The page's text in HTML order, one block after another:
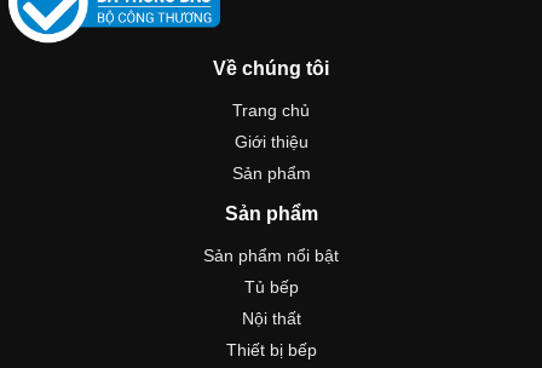
Về chúng tôi
Trang chủ
Giới thiệu
Sản phẩm
Sản phẩm
Sản phẩm nổi bật
Tủ bếp
Nội thất
Thiết bị bếp